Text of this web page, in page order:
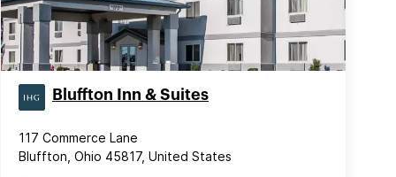
Bluffton Inn & Suites
117 Commerce Lane
Bluffton, Ohio 45817, United States